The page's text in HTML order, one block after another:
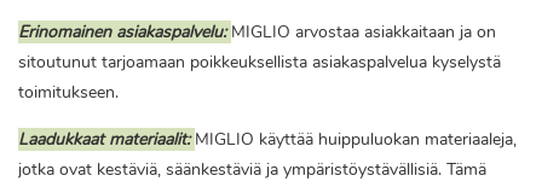
Erinomainen asiakaspalvelu:MIGLIO arvostaa asiakkaitaan ja on
sitoutunut tarjoamaan poikkeuksellista asiakaspalvelua kyselystä
toimitukseen.
Laadukkaat materiaalit:MIGLIO käyttää huippuluokan materiaaleja,
jotka ovat kestäviä, säänkestäviä ja ympäristöystävällisiä. Tämä